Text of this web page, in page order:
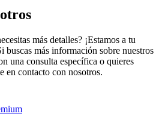
más detalles? ¡Estamos a tu
buscas más información sobre nuestros
una consulta específica o quieres
en contacto con nosotros.